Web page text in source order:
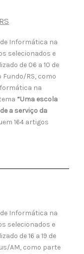
Informática na
selecionados e
de 06 a 10 de
Fundo/RS, como
na
“Uma escola
a serviço da
164 artigos
Informática na
selecionados e
de 16 a 19 de
AM, como parte